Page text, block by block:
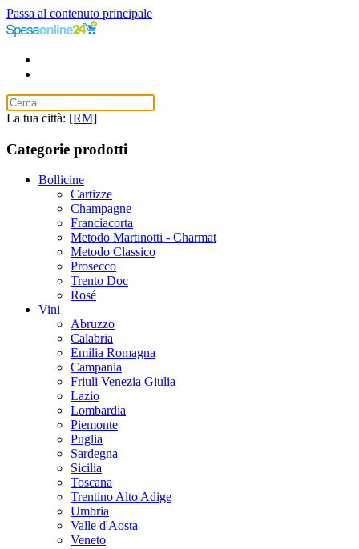
Passa al contenuto principale
La tua città: [RM]
Categorie prodotti
Bollicine
Cartizze
Champagne
Franciacorta
Metodo Martinotti - Charmat
Metodo Classico
Prosecco
Trento Doc
Rosé
Vini
Abruzzo
Calabria
Emilia Romagna
Campania
Friuli Venezia Giulia
Lazio
Lombardia
Piemonte
Puglia
Sardegna
Sicilia
Toscana
Trentino Alto Adige
Umbria
Valle d'Aosta
Veneto